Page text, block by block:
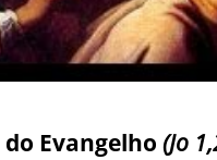
Evangelho (Jo